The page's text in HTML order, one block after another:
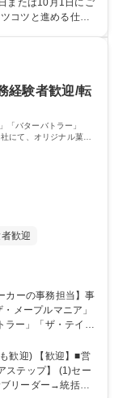
情報管理、不備確
10月入社限定！
または10月1日にご
経験者歓迎/転
「バターバトラー」
にて、オリジナル菓子
歓迎
ラー」「ザ・テイラ
、オリジナル菓子
商品のマスター登
■契約書管理業務
歓迎) 【歓迎】■営
リーダー→統括リ